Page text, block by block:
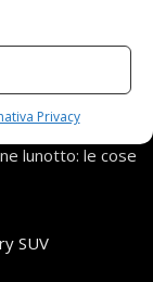
Privacy
lunotto: le cose
SUV